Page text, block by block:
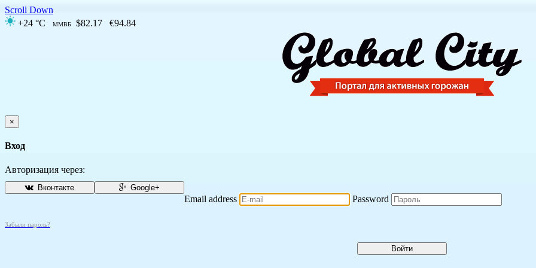
Scroll Down
+24 °C
ММВБ $82.17 €94.84
×
Вход
Авторизация через:
Вконтакте Google+
Email address Password
Забыли пароль?
Войти